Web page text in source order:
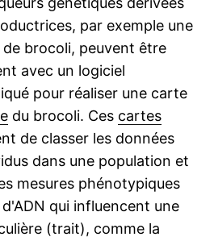
par exemple une
brocoli, peuvent être
avec un logiciel
pour réaliser une carte
du brocoli. Ces cartes
de classer les données
dans une population et
mesures phénotypiques
qui influencent une
(trait), comme la